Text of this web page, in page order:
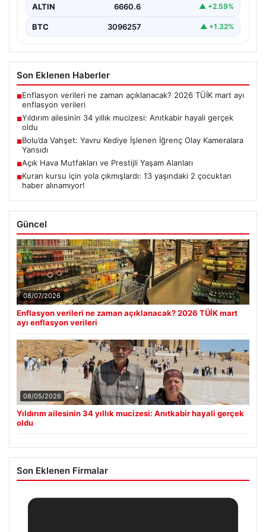
ALTIN 6660.6 ▲ +2.59%
BTC 3096257 ▲ +1.32%
Son Eklenen Haberler
■Enflasyon verileri ne zaman açıklanacak? 2026 TÜİK mart ayı
enflasyon verileri
■Yıldırım ailesinin 34 yıllık mucizesi: Anıtkabir hayali gerçek
oldu
■Bolu’da Vahşet: Yavru Kediye İşlenen İğrenç Olay Kameralara
Yansıdı
■Açık Hava Mutfakları ve Prestijli Yaşam Alanları
■Kuran kursu için yola çıkmışlardı: 13 yaşındaki 2 çocuktan
haber alınamıyor!
Güncel
08/07/2026
Enflasyon verileri ne zaman açıklanacak? 2026 TÜİK mart
ayı enflasyon verileri
08/05/2026
Yıldırım ailesinin 34 yıllık mucizesi: Anıtkabir hayali gerçek
oldu
Son Eklenen Firmalar